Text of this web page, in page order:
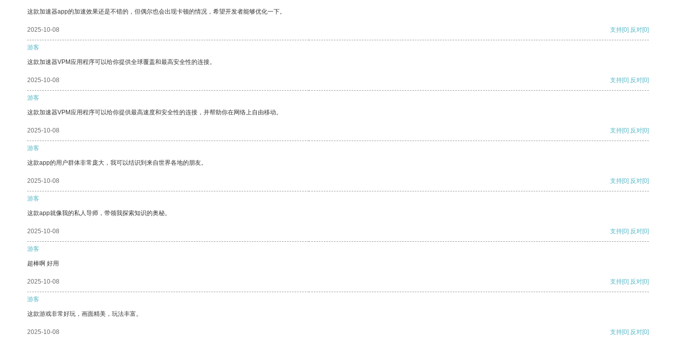
这款加速器app的加速效果还是不错的，但偶尔也会出现卡顿的情况，希望开发者能够优化一下。
2025-10-08 支持[0] 反对[0]
游客
这款加速器VPM应用程序可以给你提供全球覆盖和最高安全性的连接。
2025-10-08 支持[0] 反对[0]
游客
这款加速器VPM应用程序可以给你提供最高速度和安全性的连接，并帮助你在网络上自由移动。
2025-10-08 支持[0] 反对[0]
游客
这款app的用户群体非常庞大，我可以结识到来自世界各地的朋友。
2025-10-08 支持[0] 反对[0]
游客
这款app就像我的私人导师，带领我探索知识的奥秘。
2025-10-08 支持[0] 反对[0]
游客
超棒啊 好用
2025-10-08 支持[0] 反对[0]
游客
这款游戏非常好玩，画面精美，玩法丰富。
2025-10-08 支持[0] 反对[0]